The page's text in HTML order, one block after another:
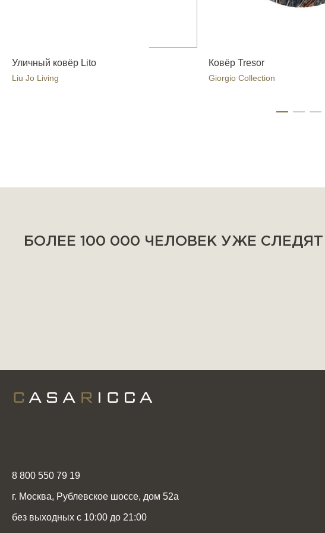
Уличный ковёр Lito
Liu Jo Living
Ковёр Tresor
Giorgio Collection
БОЛЕЕ 100 000 ЧЕЛОВЕК УЖЕ
8 800 550 79 19
г. Москва, Рублевское шоссе, дом 52а
без выходных с 10:00 до 21:00